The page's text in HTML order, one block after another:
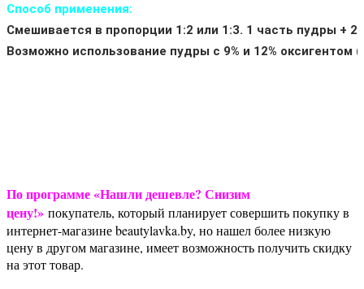
Способ применения:
Смешивается в пропорции 1:2 или 1:3. 1 часть пудры +
Возможно использование пудры с 9% и 12% оксигентом (
По программе «Нашли дешевле? Снизим
цену!» покупатель, который планирует совершить покупку в
интернет-магазине beautylavka.by, но нашел более низкую
цену в другом магазине, имеет возможность получить скидку
на этот товар.